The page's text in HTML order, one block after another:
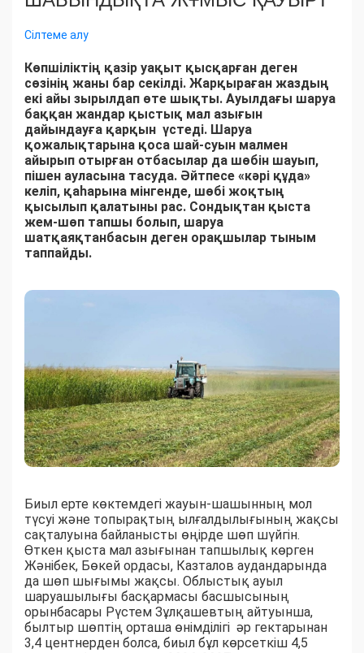
Сілтеме алу
Көпшіліктің қазір уақыт қысқарған деген
сөзінің жаны бар секілді. Жарқыраған жаздың
екі айы зырылдап өте шықты. Ауылдағы шаруа
баққан жандар қыстық мал азығын
дайындауға қарқын үстеді. Шаруа
қожалықтарына қоса шай-суын малмен
айырып отырған отбасылар да шөбін шауып,
пішен ауласына тасуда. Әйтпесе «кәрі құда»
келіп, қаһарына мінгенде, шөбі жоқтың
қысылып қалатыны рас. Сондықтан қыста
жем-шөп тапшы болып, шаруа
шатқаяқтанбасын деген орақшылар тыным
таппайды.
Биыл ерте көктемдегі жауын-шашынның мол
түсуі және топырақтың ылғалдылығының жақсы
сақталуына байланысты өңірде шөп шүйгін.
Өткен қыста мал азығынан тапшылық көрген
Жәнібек, Бөкей ордасы, Казталов аудандарында
да шөп шығымы жақсы. Облыстық ауыл
шаруашылығы басқармасы басшысының
орынбасары Рүстем Зұлқашевтың айтуынша,
былтыр шөптің орташа өнімділігі әр гектарынан
3,4 центнерден болса, биыл бұл көрсеткіш 4,5